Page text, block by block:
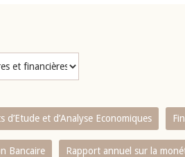
d’Etude et d’Analyse Economiques
Bancaire Rapport annuel sur la